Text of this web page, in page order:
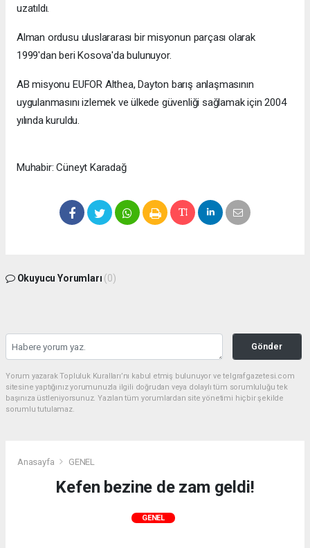
uzatıldı.
Alman ordusu uluslararası bir misyonun parçası olarak
1999'dan beri Kosova'da bulunuyor.
AB misyonu EUFOR Althea, Dayton barış anlaşmasının
uygulanmasını izlemek ve ülkede güvenliği sağlamak için 2004
yılında kuruldu.
Muhabir: Cüneyt Karadağ
Okuyucu Yorumları (0)
Gönder
Yorum yazarak Topluluk Kuralları’nı kabul etmiş bulunuyor ve telgrafgazetesi.com
sitesine yaptığınız yorumunuzla ilgili doğrudan veya dolaylı tüm sorumluluğu tek
başınıza üstleniyorsunuz. Yazılan tüm yorumlardan site yönetimi hiçbir şekilde
sorumlu tutulamaz.
Anasayfa GENEL
Kefen bezine de zam geldi!
GENEL